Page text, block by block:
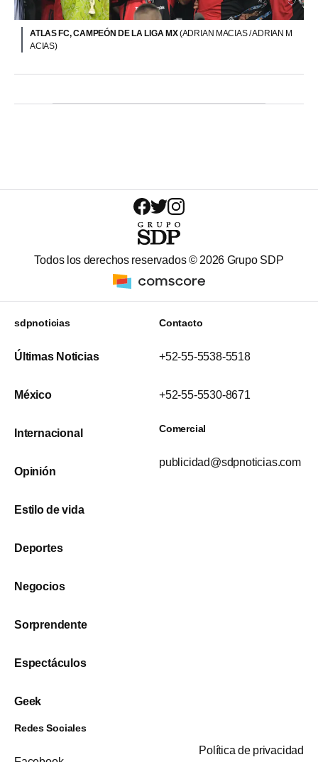
ATLAS FC, CAMPEÓN DE LA LIGA MX(ADRIAN MACIAS / ADRIAN M
ACIAS)
Todos los derechos reservados © 2026 Grupo SDP
sdpnoticias
Últimas Noticias
México
Internacional
Opinión
Estilo de vida
Deportes
Negocios
Sorprendente
Espectáculos
Geek
Contacto
+52-55-5538-5518
+52-55-5530-8671
Comercial
publicidad@sdpnoticias.com
Redes Sociales
Política de privacidad